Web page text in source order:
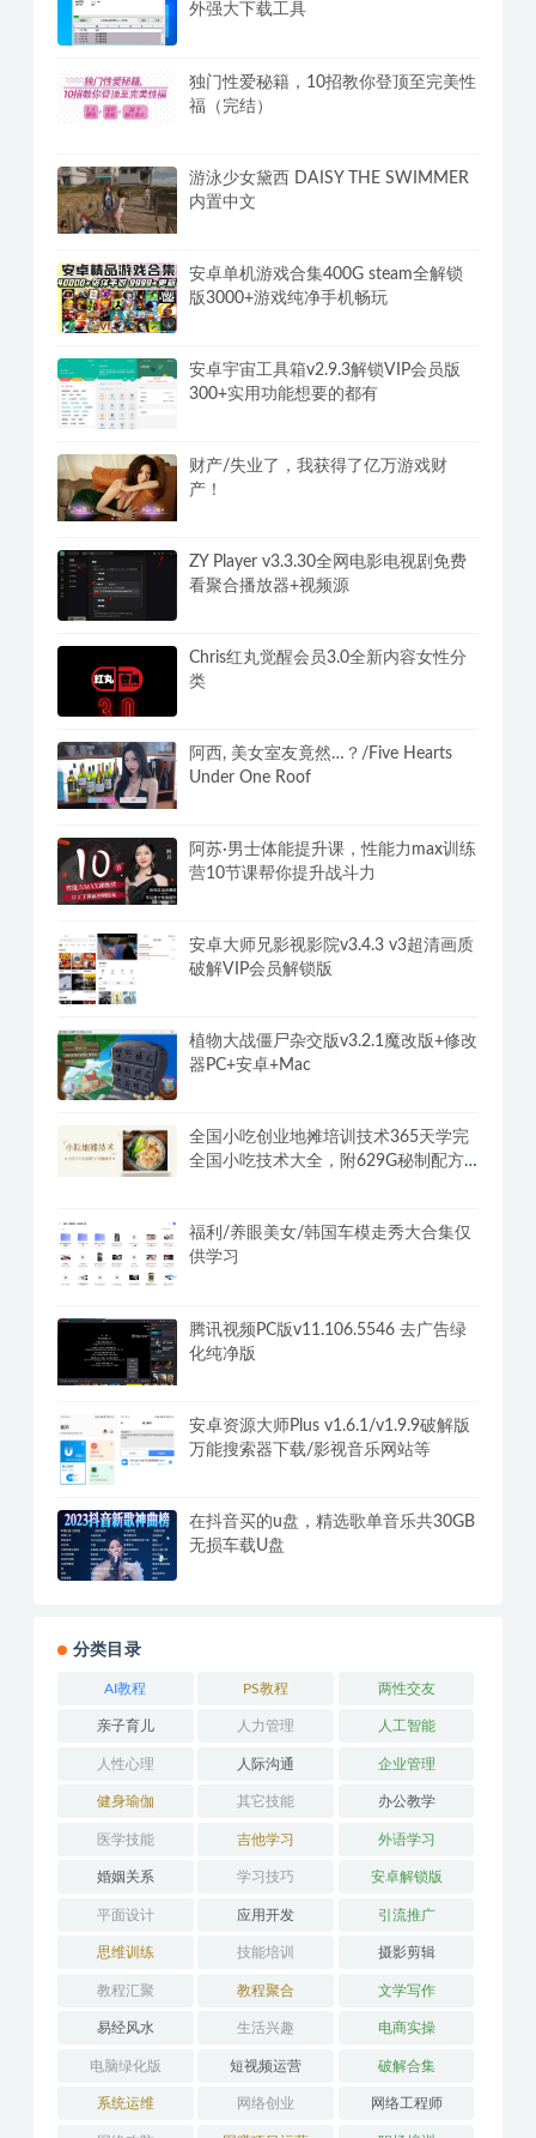
外强大下载工具
独门性爱秘籍，10招教你登顶至完美性
福（完结）
游泳少女黛西 DAISY THE SWIMMER
内置中文
安卓单机游戏合集400G steam全解锁
版3000+游戏纯净手机畅玩
安卓宇宙工具箱v2.9.3解锁VIP会员版
300+实用功能想要的都有
财产/失业了，我获得了亿万游戏财
产！
ZY Player v3.3.30全网电影电视剧免费
看聚合播放器+视频源
Chris红丸觉醒会员3.0全新内容女性分
类
阿西, 美女室友竟然…？/Five Hearts
Under One Roof
阿苏·男士体能提升课，性能力max训练
营10节课帮你提升战斗力
安卓大师兄影视影院v3.4.3 v3超清画质
破解VIP会员解锁版
植物大战僵尸杂交版v3.2.1魔改版+修改
器PC+安卓+Mac
全国小吃创业地摊培训技术365天学完
全国小吃技术大全，附629G秘制配方
福利/养眼美女/韩国车模走秀大合集仅
供学习
腾讯视频PC版v11.106.5546 去广告绿
化纯净版
安卓资源大师Plus v1.6.1/v1.9.9破解版
万能搜索器下载/影视音乐网站等
在抖音买的u盘，精选歌单音乐共30GB
无损车载U盘
分类目录
AI教程 PS教程 两性交友
亲子育儿 人力管理 人工智能
人性心理 人际沟通 企业管理
健身瑜伽 其它技能 办公教学
医学技能 吉他学习 外语学习
婚姻关系 学习技巧 安卓解锁版
平面设计 应用开发 引流推广
思维训练 技能培训 摄影剪辑
教程汇聚 教程聚合 文学写作
易经风水 生活兴趣 电商实操
电脑绿化版 短视频运营 破解合集
系统运维 网络创业 网络工程师